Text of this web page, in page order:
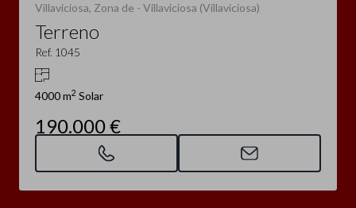
Villaviciosa, Zona de - Villaviciosa (Villaviciosa)
Terreno
Ref. 1045
4000 m2 Solar
190.000 €